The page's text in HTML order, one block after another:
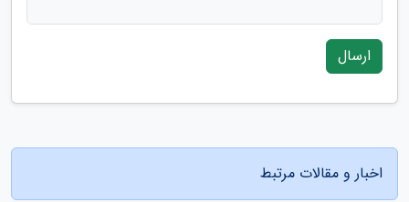
ارسال
اخبار و مقالات مرتبط